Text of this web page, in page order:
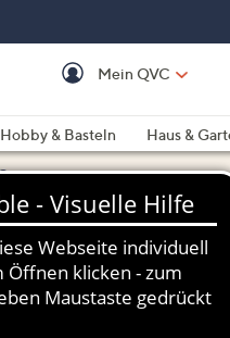
Mein QVC
Hobby & Basteln
Haus &